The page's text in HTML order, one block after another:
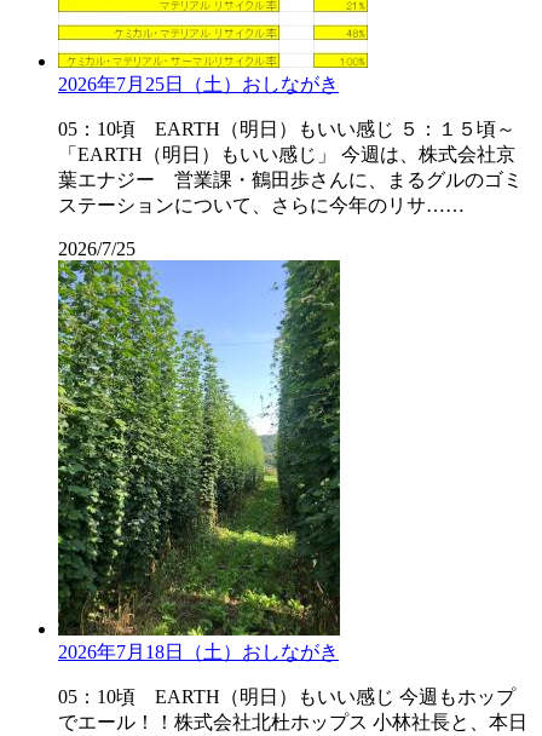
2026年7月25日（土）おしながき
05：10頃 EARTH（明日）もいい感じ ５：１５頃～
「EARTH（明日）もいい感じ」 今週は、株式会社京
葉エナジー 営業課・鶴田歩さんに、まるグルのゴミ
ステーションについて、さらに今年のリサ……
2026/7/25
2026年7月18日（土）おしながき
05：10頃 EARTH（明日）もいい感じ 今週もホップ
でエール！！株式会社北杜ホップス 小林社長と、本日